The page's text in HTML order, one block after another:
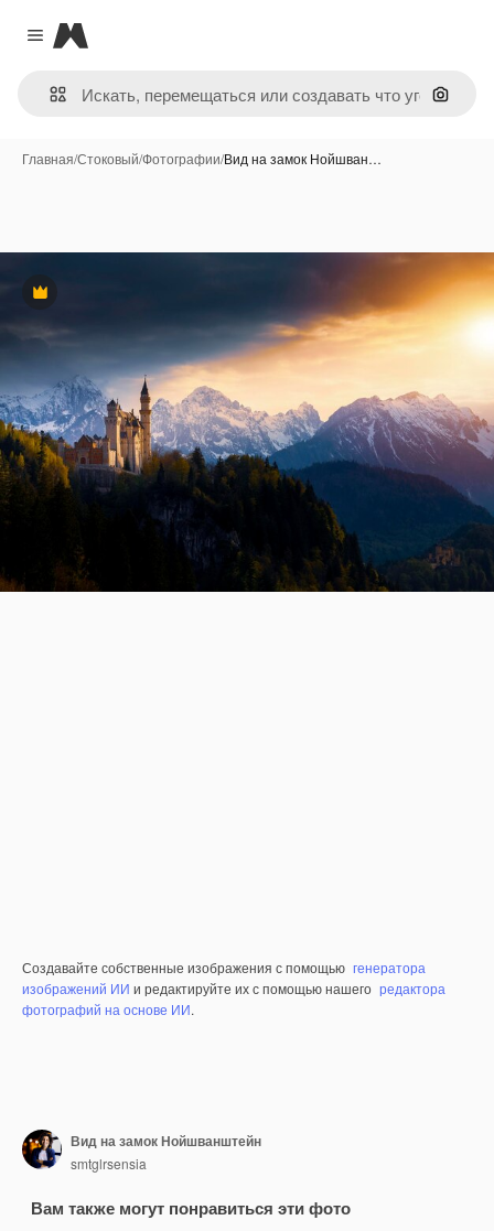
Close menu
Magnific
Поиск
Главная/Стоковый/Фотографии/Вид на замок Нойшван…
Премиум
Создавайте собственные изображения с помощью генератора
изображений ИИ и редактируйте их с помощью нашего редактора
фотографий на основе ИИ.
Вид на замок Нойшванштейн
smtglrsensia
Вам также могут понравиться эти фото